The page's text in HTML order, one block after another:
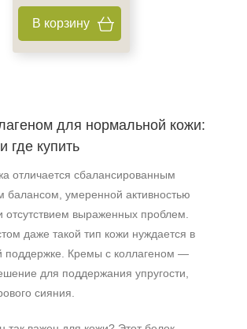
В корзину
для нормальной кожи:
где купить
отличается сбалансированным
балансом, умеренной активностью
отсутствием выраженных проблем.
даже такой тип кожи нуждается в
поддержке. Кремы с коллагеном —
для поддержания упругости,
сияния.